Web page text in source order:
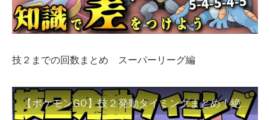
技２までの回数まとめ スーパーリーグ編
【ポケモンGO】技２発動タイミングまとめ！絶対に習得しておきたい知識！スーパーリーグ編